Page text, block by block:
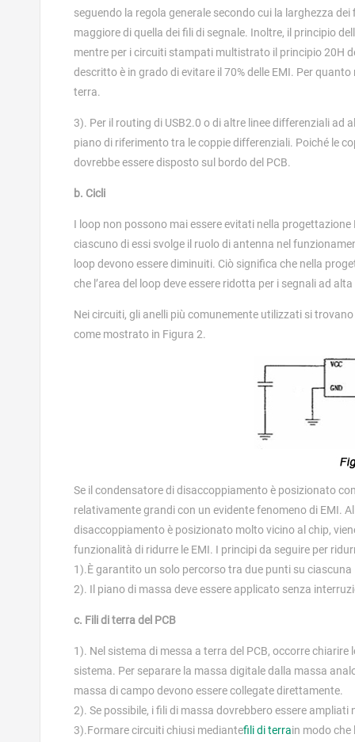
seguendo la regola generale secondo cui la larghezza
maggiore di quella dei fili di segnale. Inoltre, il principio
mentre per i circuiti stampati multistrato il principio 20H
descritto è in grado di evitare il 70% delle EMI. Per
terra.
3). Per il routing di USB2.0 o di altre linee differenziali
piano di riferimento tra le coppie differenziali. Poiché le
dovrebbe essere disposto sul bordo del PCB.
b. Cicli
I loop non possono mai essere evitati nella
ciascuno di essi svolge il ruolo di antenna nel
loop devono essere diminuiti. Ciò significa che nella
che l’area del loop deve essere ridotta per i segnali ad
Nei circuiti, gli anelli più comunemente utilizzati si
come mostrato in Figura 2.
Se il condensatore di disaccoppiamento è posizionato
relativamente grandi con un evidente fenomeno di EMI.
disaccoppiamento è posizionato molto vicino al chip,
funzionalità di ridurre le EMI. I principi da seguire per
1).È garantito un solo percorso tra due punti su ciascuna
2). Il piano di massa deve essere applicato senza
c. Fili di terra del PCB
1). Nel sistema di messa a terra del PCB, occorre
sistema. Per separare la massa digitale dalla massa
massa di campo devono essere collegate direttamente.
2). Se possibile, i fili di massa dovrebbero essere ampliati
3).Formare circuiti chiusi mediantefili di terrain modo